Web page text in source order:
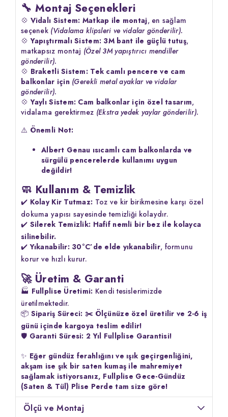
🔧 Montaj Seçenekleri
💠 Vidalı Sistem: Matkap ile montaj, en sağlam
seçenek (Vidalama klipsleri ve vidalar gönderilir).
💠Yapıştırmalı Sistem: 3M bant ile güçlü tutuş,
matkapsız montaj (Özel 3M yapıştırıcı mendiller
gönderilir).
💠 Braketli Sistem: Tek camlı pencere ve cam
balkonlar için (Gerekli metal ayaklar ve vidalar
gönderilir).
💠Yaylı Sistem: Cam balkonlar için özel tasarım,
vidalama gerektirmez (Ekstra yedek yaylar gönderilir).
⚠️ Önemli Not:
Albert Genau ısıcamlı cam balkonlarda ve
sürgülü pencerelerde kullanımı uygun
değildir!
🧼 Kullanım & Temizlik
✔️ Kolay Kir Tutmaz: Toz ve kir birikmesine karşı özel
dokuma yapısı sayesinde temizliği kolaydır.
✔️ Silerek Temizlik: Hafif nemli bir bez ile kolayca
silinebilir.
✔️Yıkanabilir: 30°C’de elde yıkanabilir, formunu
korur ve hızlı kurur.
🚀 Üretim & Garanti
🏭 Fullplise Üretimi: Kendi tesislerimizde
üretilmektedir.
📦 Sipariş Süreci: ✂️ Ölçünüze özel üretilir ve 2-6 iş
günü içinde kargoya teslim edilir!
🛡️ Garanti Süresi: 2 Yıl Fullplise Garantisi!
✨ Eğer gündüz ferahlığını ve ışık geçirgenliğini,
akşam ise şık bir saten kumaş ile mahremiyet
sağlamak istiyorsanız, Fullplise Gece-Gündüz
(Saten & Tül) Plise Perde tam size göre!
Ölçü ve Montaj